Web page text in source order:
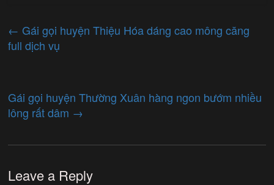
← Gái gọi huyện Thiệu Hóa dáng cao mông căng
full dịch vụ
Gái gọi huyện Thường Xuân hàng ngon bướm nhiều
lông rất dâm →
Leave a Reply